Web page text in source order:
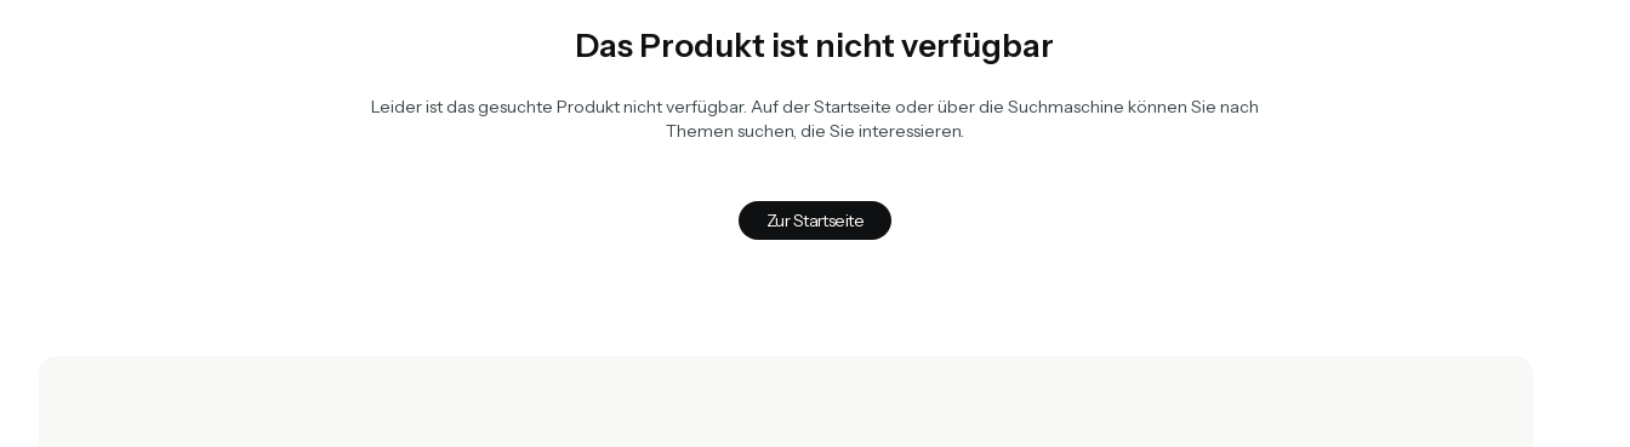
Das Produkt ist nicht verfügbar
Leider ist das gesuchte Produkt nicht verfügbar. Auf der Startseite oder über die Suchmaschine können Sie nach
Themen suchen, die Sie interessieren.
Zur Startseite